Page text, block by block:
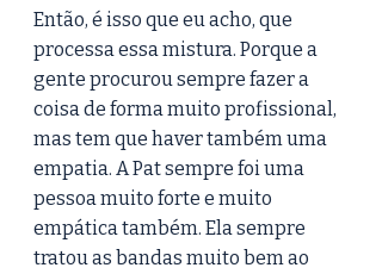
Então, é isso que eu acho, que
processa essa mistura. Porque a
gente procurou sempre fazer a
coisa de forma muito profissional,
mas tem que haver também uma
empatia. A Pat sempre foi uma
pessoa muito forte e muito
empática também. Ela sempre
tratou as bandas muito bem ao